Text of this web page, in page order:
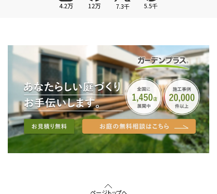
4.2万 12万 7.3千 5.5千
ページトップへ